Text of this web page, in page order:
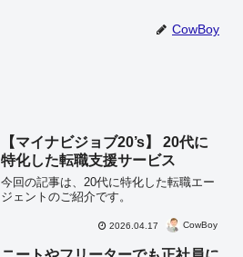
CowBoy
【マイナビジョブ20’s】 20代に
特化した転職支援サービス
今回の記事は、20代に特化した転職エー
ジェントのご紹介です。
2026.04.17 CowBoy